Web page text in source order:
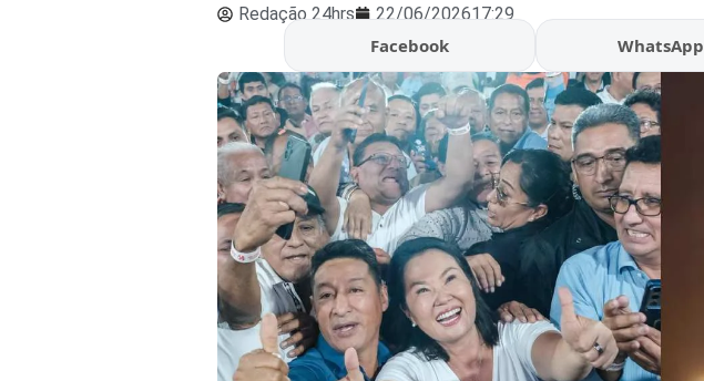
Redação 24hrs
22/06/202617:29
Facebook WhatsApp